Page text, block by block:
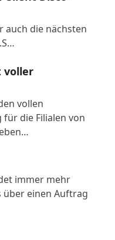
auch die nächsten
voller
vollen
die Filialen von
immer mehr
über einen Auftrag